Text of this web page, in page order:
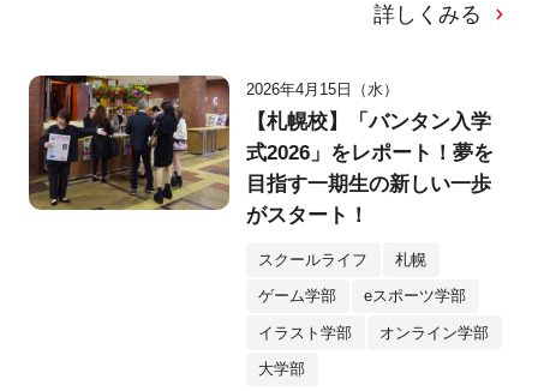
詳しくみる
2026年4月15日（水）
【札幌校】「バンタン入学
式2026」をレポート！夢を
目指す一期生の新しい一歩
がスタート！
スクールライフ 札幌
ゲーム学部 eスポーツ学部
イラスト学部 オンライン学部
大学部